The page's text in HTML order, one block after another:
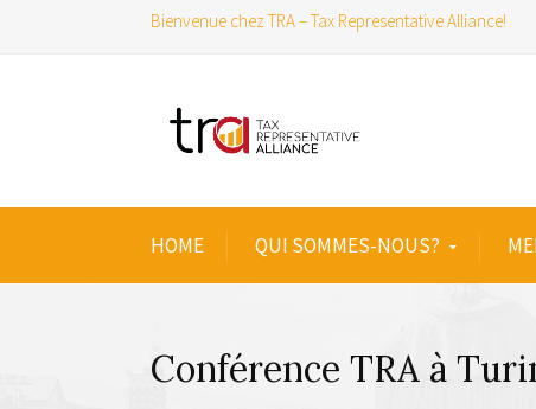
Bienvenue chez TRA – Tax Representative Alliance!
HOME QUI SOMMES-NOUS?
Conférence TRA à